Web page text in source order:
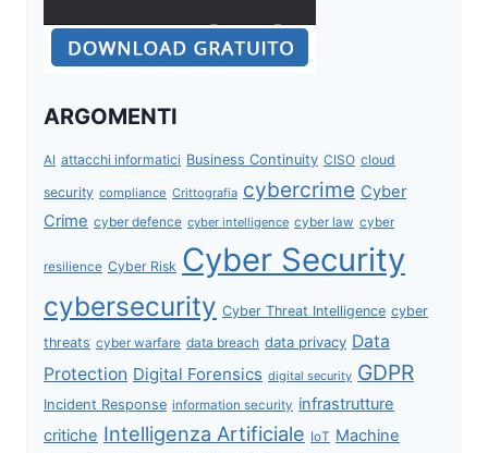
ARGOMENTI
AI attacchi informatici Business Continuity CISO cloud
security compliance Crittografia cybercrime Cyber
Crime cyber defence cyber intelligence cyber law cyber
resilience Cyber Risk Cyber Security
cybersecurity Cyber Threat Intelligence cyber
threats cyber warfare data breach data privacy Data
Protection Digital Forensics digital security GDPR
Incident Response information security infrastrutture
critiche Intelligenza Artificiale IoT Machine